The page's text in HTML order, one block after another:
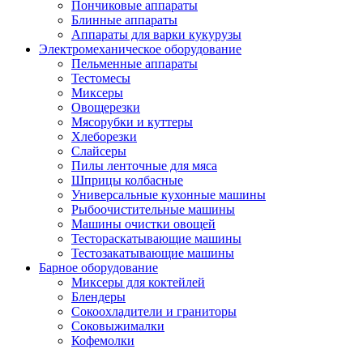
Пончиковые аппараты
Блинные аппараты
Аппараты для варки кукурузы
Электромеханическое оборудование
Пельменные аппараты
Тестомесы
Миксеры
Овощерезки
Мясорубки и куттеры
Хлеборезки
Слайсеры
Пилы ленточные для мяса
Шприцы колбасные
Универсальные кухонные машины
Рыбоочистительные машины
Машины очистки овощей
Тестораскатывающие машины
Тестозакатывающие машины
Барное оборудование
Миксеры для коктейлей
Блендеры
Сокоохладители и граниторы
Соковыжималки
Кофемолки